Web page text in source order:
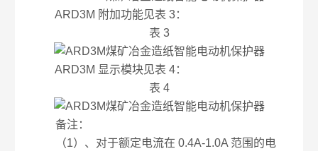
ARD3M 附加功能见表 3：
表 3
ARD3M 显示模块见表 4：
表 4
备注：
（1）、对于额定电流在 0.4A-1.0A 范围的电